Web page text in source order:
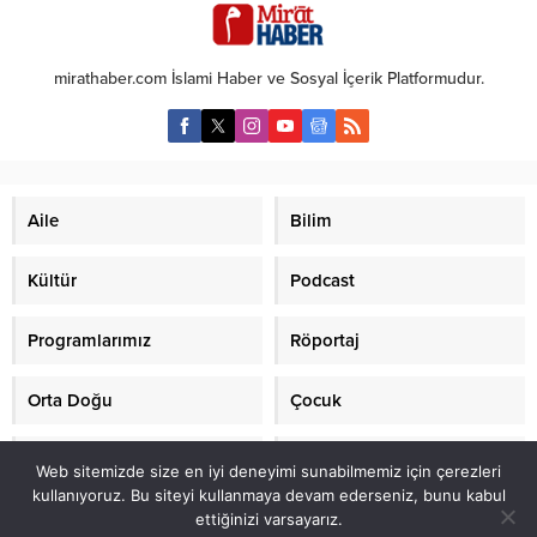
DUYUYORUZ? Bu makale, etkili
Cumhurbaşkanımız üzerinden bir
süre önce yazıldı. Ama ertelendi.
Torba yasa taslağı ile “İlke ve
İnkılaplar“ yeniden gündeme
Olmamalı/ Yeni Anayasa Dindar
için yola çıktığın andan itibaren
Rabb’ine el açıp yalvararak) de ki:
“Ey Yüce Rabb’im; gireceğim
(Medine dâhil her) yere esenlik
ve...
mirathaber.com İslami Haber ve Sosyal İçerik Platformudur.
Aile Bilim
Kültür Podcast
Programlarımız Röportaj
Orta Doğu Çocuk
Mirat TV Makaleler
2021 mirathaber.com, tüm hakları saklıdır.© Mirat Haber Anadolu Ajansı
Web sitemizde size en iyi deneyimi sunabilmemiz için çerezleri
kullanıyoruz. Bu siteyi kullanmaya devam ederseniz, bunu kabul
ettiğinizi varsayarız.